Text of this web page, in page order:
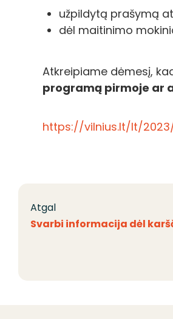
užpildytą prašymą
dėl maitinimo
Atkreipiame dėmesį,
programą pirmoje ar
https://vilnius.lt/lt/
Atgal
Svarbi informacija dėl